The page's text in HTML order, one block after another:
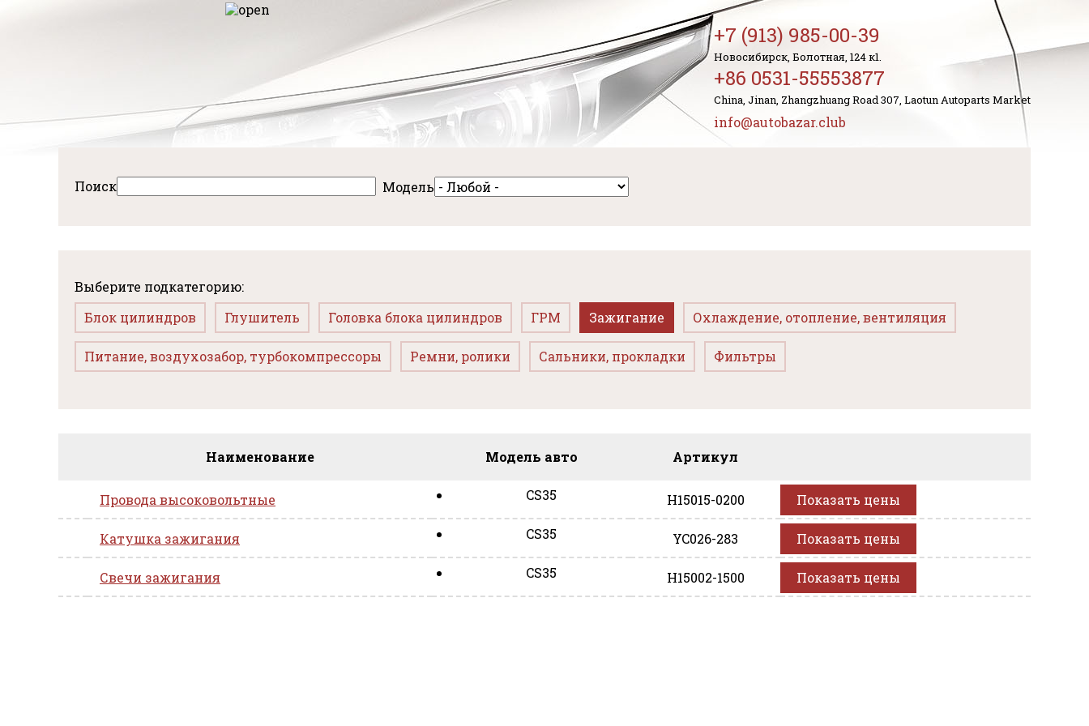
+7 (913) 985-00-39
Новосибирск, Болотная, 124 к1.
+86 0531-55553877
China, Jinan, Zhangzhuang Road 307, Laotun Autoparts Market
info@autobazar.club
Поиск Модель
Выберите подкатегорию:
Блок цилиндров
Глушитель Головка блока цилиндров ГРМ Зажигание Охлаждение, отопление, вентиляция
Питание, воздухозабор, турбокомпрессоры Ремни, ролики Сальники, прокладки Фильтры
Наименование Модель авто Артикул
Провода высоковольтные CS35 H15015-0200 Показать цены
Катушка зажигания CS35 YC026-283 Показать цены
Свечи зажигания CS35 H15002-1500 Показать цены